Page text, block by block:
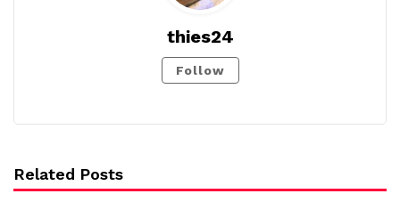
thies24
Follow
Related Posts